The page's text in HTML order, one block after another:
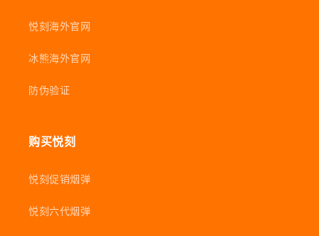
悦刻海外官网
冰熊海外官网
防伪验证
购买悦刻
悦刻促销烟弹
悦刻六代烟弹